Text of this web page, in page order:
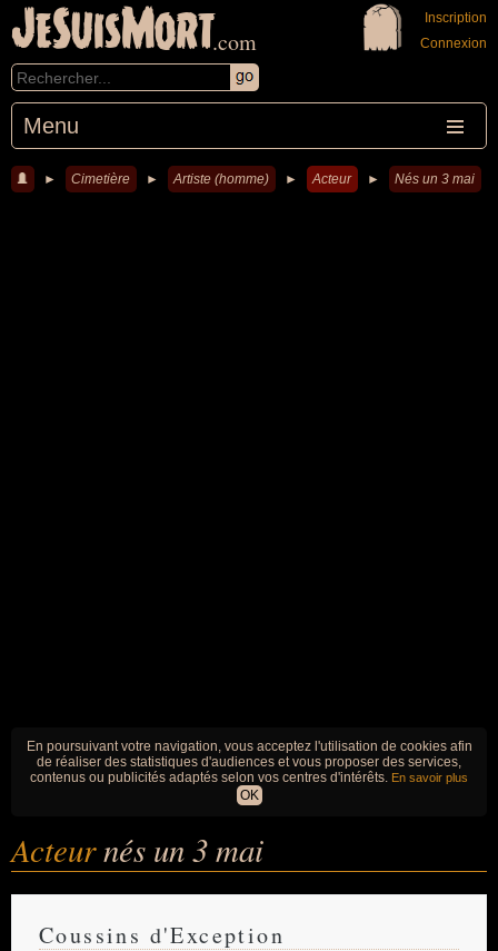
JeSuisMort.com
Menu
Inscription
Connexion
► Cimetière ► Artiste (homme) ► Acteur ► Nés un 3 mai
En poursuivant votre navigation, vous acceptez l'utilisation de cookies afin
de réaliser des statistiques d'audiences et vous proposer des services,
contenus ou publicités adaptés selon vos centres d'intérêts. En savoir plus
OK
Acteurnés un 3 mai
Coussins d'Exception